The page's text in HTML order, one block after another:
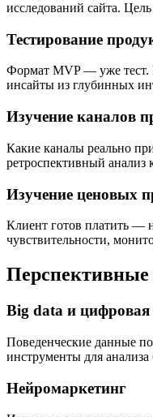
исследований сайта.
Тестирование
Формат MVP — уже тест.
инсайты из глубинных
Изучение каналов
Какие каналы реально
ретроспективный анализ
Изучение ценовых
Клиент готов платить —
чувствительности,
Перспективные
Big data и цифровая
Поведенческие данные
инструменты для
Нейромаркетинг